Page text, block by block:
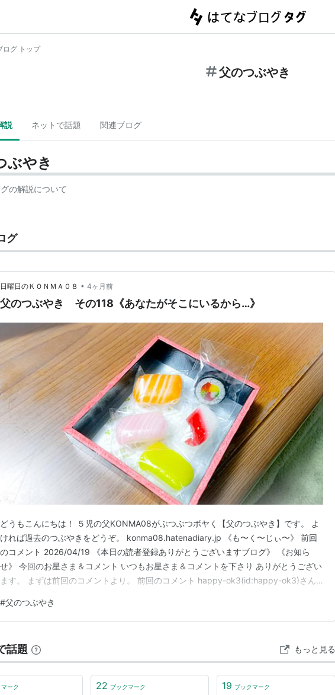
ログ トップ
父のつぶやき
説 ネットで話題 関連ブログ
ぶやき
の解説について
グ
日曜日のＫＯＮＭＡ０８ • 4ヶ月前
父のつぶやき その118《あなたがそこにいるから…》
どうもこんにちは！ ５児の父KONMA08がぶつぶつボヤく【父のつぶやき】です。 よ
ければ過去のつぶやきをどうぞ。 konma08.hatenadiary.jp 《も〜く〜じぃ〜》 前回
のコメント 2026/04/19 《本日の読者登録ありがとうございますブログ》 《お知ら
せ》 今回のお星さま＆コメント いつもお星さま＆コメントを下さり ありがとうござい
ます。 まずは前回のコメントより。 前回のコメント happy-ok3(id:happy-ok3)さん
れた町だったのでさみしいですが… あの頃の場所が残っ…
#父のつぶやき
話題 もっと見る
マーク 22 ブックマーク 19 ブックマーク